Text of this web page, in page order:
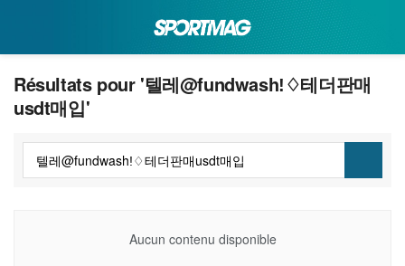
Résultats pour '텔레@fundwashǃ♢테더판매
usdt매입'
Aucun contenu disponible